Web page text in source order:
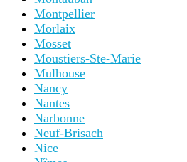
Montpellier
Morlaix
Mosset
Moustiers-Ste-Marie
Mulhouse
Nancy
Nantes
Narbonne
Neuf-Brisach
Nice